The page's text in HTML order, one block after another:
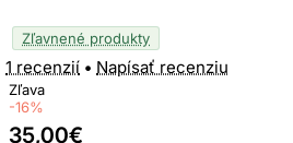
Zľavnené produkty
1 recenzií • Napísať recenziu
Zľava
-16%
35,00€